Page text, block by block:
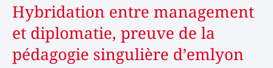
Hybridation entre management
et diplomatie, preuve de la
pédagogie singulière d’emlyon